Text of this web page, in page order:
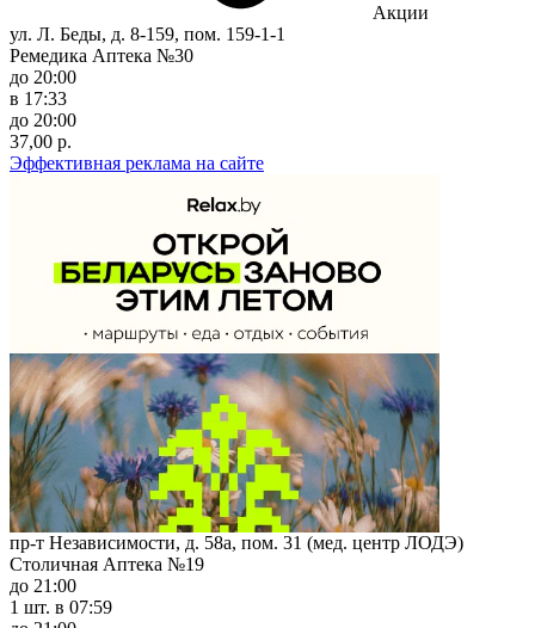
Акции
ул. Л. Беды, д. 8-159, пом. 159-1-1
Ремедика Аптека №30
до 20:00
в 17:33
до 20:00
37,00 р.
Эффективная реклама на сайте
пр-т Независимости, д. 58а, пом. 31 (мед. центр ЛОДЭ)
Столичная Аптека №19
до 21:00
1 шт. в 07:59